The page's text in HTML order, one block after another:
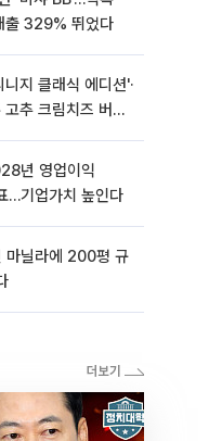
출 329% 뛰었다
지 클래식 에디션'·
추 크림치즈 버거'
년 영업이익
…기업가치 높인다
마닐라에 200평 규